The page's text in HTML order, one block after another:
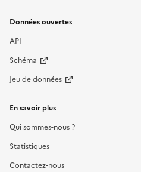
Données ouvertes
API
Schéma
Jeu de données
En savoir plus
Qui sommes-nous ?
Statistiques
Contactez-nous